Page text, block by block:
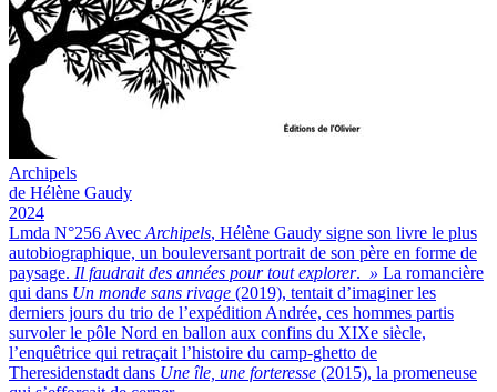
Archipels
de Hélène Gaudy
2024
Lmda N°256 Avec Archipels, Hélène Gaudy signe son livre le plus
autobiographique, un bouleversant portrait de son père en forme de
paysage. Il faudrait des années pour tout explorer. » La romancière
qui dans Un monde sans rivage (2019), tentait d’imaginer les
derniers jours du trio de l’expédition Andrée, ces hommes partis
survoler le pôle Nord en ballon aux confins du XIXe siècle,
l’enquêtrice qui retraçait l’histoire du camp-ghetto de
Theresidenstadt dans Une île, une forteresse (2015), la promeneuse